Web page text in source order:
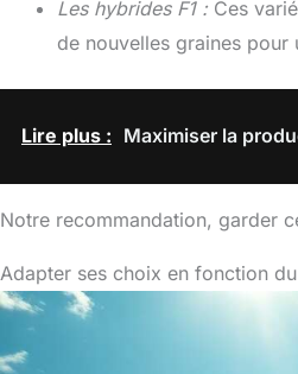
Les hybrides F1 : Ces
de nouvelles graines pour
Lire plus : Maximiser la
Notre recommandation, garder
Adapter ses choix en fonction